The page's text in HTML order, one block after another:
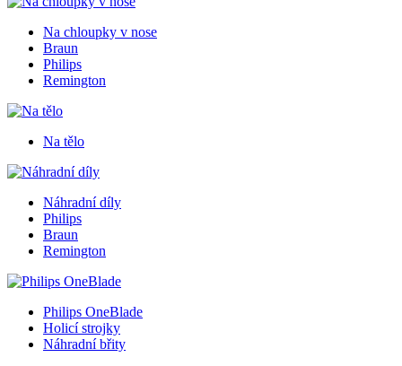
Na chloupky v nose
Braun
Philips
Remington
Na tělo
Náhradní díly
Philips
Braun
Remington
Philips OneBlade
Holicí strojky
Náhradní břity